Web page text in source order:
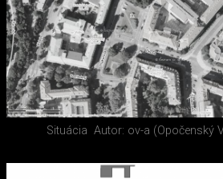
Situácia Autor: ov-a (Opočenský